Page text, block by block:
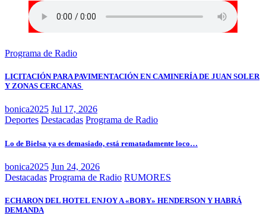
Programa de Radio
LICITACIÓN PARA PAVIMENTACIÓN EN CAMINERÍA DE JUAN SOLER
Y ZONAS CERCANAS
bonica2025 Jul 17, 2026
Deportes Destacadas Programa de Radio
Lo de Bielsa ya es demasiado, está rematadamente loco…
bonica2025 Jun 24, 2026
Destacadas Programa de Radio RUMORES
ECHARON DEL HOTEL ENJOY A «BOBY» HENDERSON Y HABRÁ
DEMANDA